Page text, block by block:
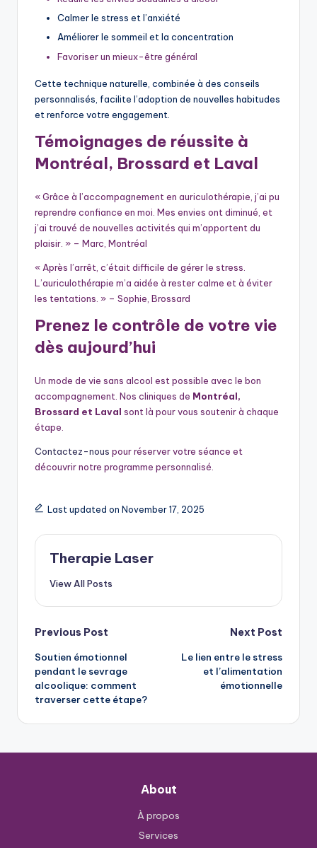
Calmer le stress et l’anxiété
Améliorer le sommeil et la concentration
Favoriser un mieux-être général
Cette technique naturelle, combinée à des conseils
personnalisés, facilite l’adoption de nouvelles habitudes
et renforce votre engagement.
Témoignages de réussite à
Montréal, Brossard et Laval
« Grâce à l’accompagnement en auriculothérapie, j’ai pu
reprendre confiance en moi. Mes envies ont diminué, et
j’ai trouvé de nouvelles activités qui m’apportent du
plaisir. » – Marc, Montréal
« Après l’arrêt, c’était difficile de gérer le stress.
L’auriculothérapie m’a aidée à rester calme et à éviter
les tentations. » – Sophie, Brossard
Prenez le contrôle de votre vie
dès aujourd’hui
Un mode de vie sans alcool est possible avec le bon
accompagnement. Nos cliniques de Montréal,
Brossard et Laval sont là pour vous soutenir à chaque
étape.
Contactez-nous pour réserver votre séance et
découvrir notre programme personnalisé.
Last updated on November 17, 2025
Therapie Laser
View All Posts
Post
navigation
Previous Post
Soutien émotionnel
pendant le sevrage
alcoolique: comment
traverser cette étape?
Next Post
Le lien entre le stress
et l’alimentation
émotionnelle
About
À propos
Services